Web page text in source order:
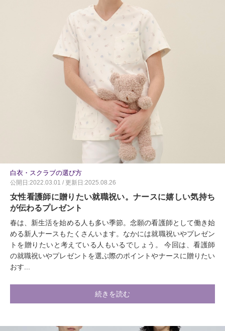
白衣・スクラブの選び方
公開日:2022.03.01 / 更新日:2025.08.26
女性看護師に贈りたい就職祝い。ナースに嬉しい気持ち
が伝わるプレゼント
春は、新生活を始める人も多い季節。念願の看護師として働き始
める新人ナースもたくさんいます。なかには就職祝いやプレゼン
トを贈りたいと考えている人もいるでしょう。 今回は、看護師
の就職祝いやプレゼントを選ぶ際のポイントやナースに贈りたい
おす...
続きを読む